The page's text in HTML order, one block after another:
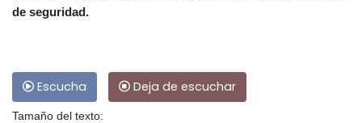
de seguridad.
Escucha Deja de escuchar
Tamaño del texto: